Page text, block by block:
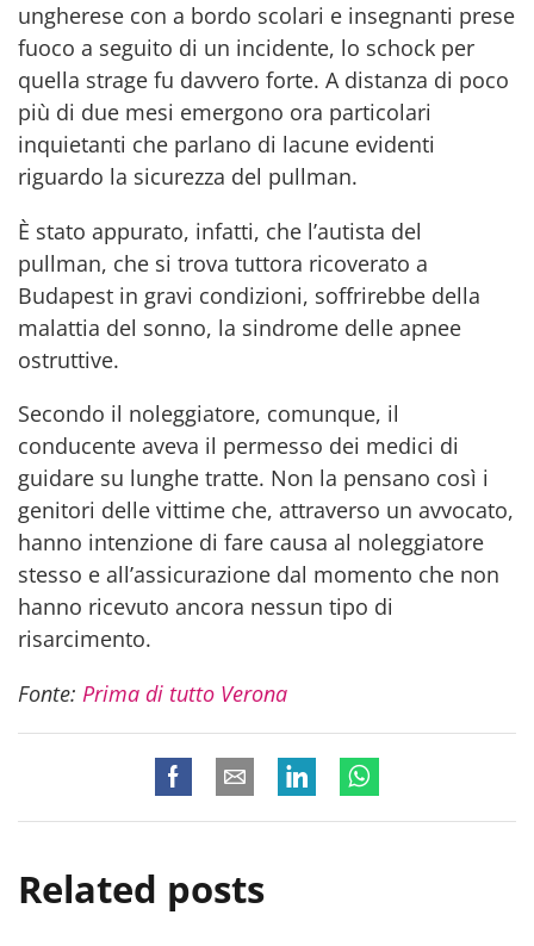
ungherese con a bordo scolari e insegnanti prese
fuoco a seguito di un incidente, lo schock per
quella strage fu davvero forte. A distanza di poco
più di due mesi emergono ora particolari
inquietanti che parlano di lacune evidenti
riguardo la sicurezza del pullman.
È stato appurato, infatti, che l’autista del
pullman, che si trova tuttora ricoverato a
Budapest in gravi condizioni, soffrirebbe della
malattia del sonno, la sindrome delle apnee
ostruttive.
Secondo il noleggiatore, comunque, il
conducente aveva il permesso dei medici di
guidare su lunghe tratte. Non la pensano così i
genitori delle vittime che, attraverso un avvocato,
hanno intenzione di fare causa al noleggiatore
stesso e all’assicurazione dal momento che non
hanno ricevuto ancora nessun tipo di
risarcimento.
Fonte: Prima di tutto Verona
Related posts